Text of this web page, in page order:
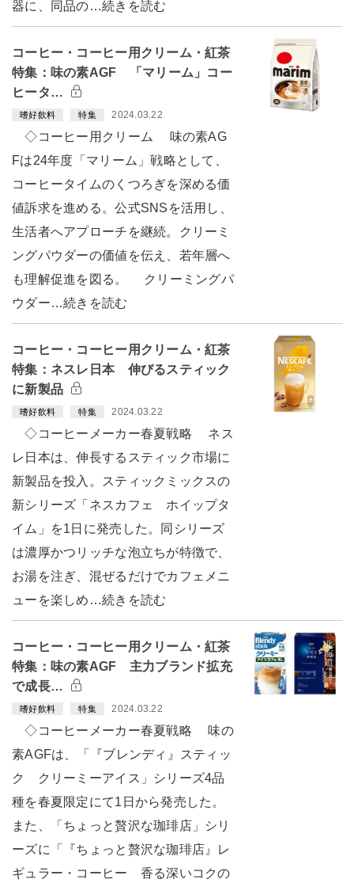
器に、同品の…続きを読む
コーヒー・コーヒー用クリーム・紅茶
特集：味の素AGF 「マリーム」コー
ヒータ…
嗜好飲料 特集 2024.03.22
◇コーヒー用クリーム 味の素AG
Fは24年度「マリーム」戦略として、
コーヒータイムのくつろぎを深める価
値訴求を進める。公式SNSを活用し、
生活者へアプローチを継続。クリーミ
ングパウダーの価値を伝え、若年層へ
も理解促進を図る。 クリーミングパ
ウダー…続きを読む
コーヒー・コーヒー用クリーム・紅茶
特集：ネスレ日本 伸びるスティック
に新製品
嗜好飲料 特集 2024.03.22
◇コーヒーメーカー春夏戦略 ネス
レ日本は、伸長するスティック市場に
新製品を投入。スティックミックスの
新シリーズ「ネスカフェ ホイップタ
イム」を1日に発売した。同シリーズ
は濃厚かつリッチな泡立ちが特徴で、
お湯を注ぎ、混ぜるだけでカフェメニ
ューを楽しめ…続きを読む
コーヒー・コーヒー用クリーム・紅茶
特集：味の素AGF 主力ブランド拡充
で成長…
嗜好飲料 特集 2024.03.22
◇コーヒーメーカー春夏戦略 味の
素AGFは、「『ブレンディ』スティッ
ク クリーミーアイス」シリーズ4品
種を春夏限定にて1日から発売した。
また、「ちょっと贅沢な珈琲店」シリ
ーズに「『ちょっと贅沢な珈琲店』レ
ギュラー・コーヒー 香る深いコクの